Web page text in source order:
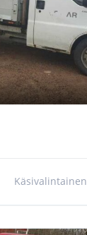
Käsivalintainen